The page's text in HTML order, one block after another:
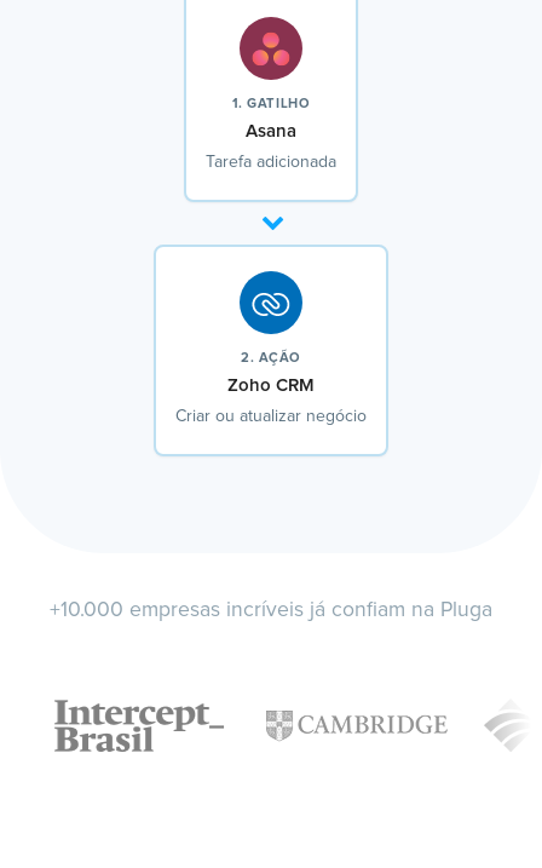
1. GATILHO
Asana
Tarefa adicionada
2. AÇÃO
Zoho CRM
Criar ou atualizar negócio
+10.000 empresas incríveis já confiam na Pluga